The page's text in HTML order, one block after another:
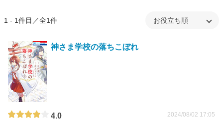
1 - 1件目／全1件
神さま学校の落ちこぼれ
4.0 2024/08/02 17:05